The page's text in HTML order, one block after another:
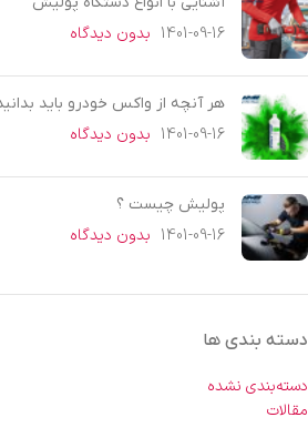
1401-09-16 بدون دیدگاه
هر آنچه از واکس خودرو باید
1401-09-16 بدون دیدگاه
پولیش چیست ؟
1401-09-16 بدون دیدگاه
دسته بندی ها
دسته‌بندی نشده
مقالات